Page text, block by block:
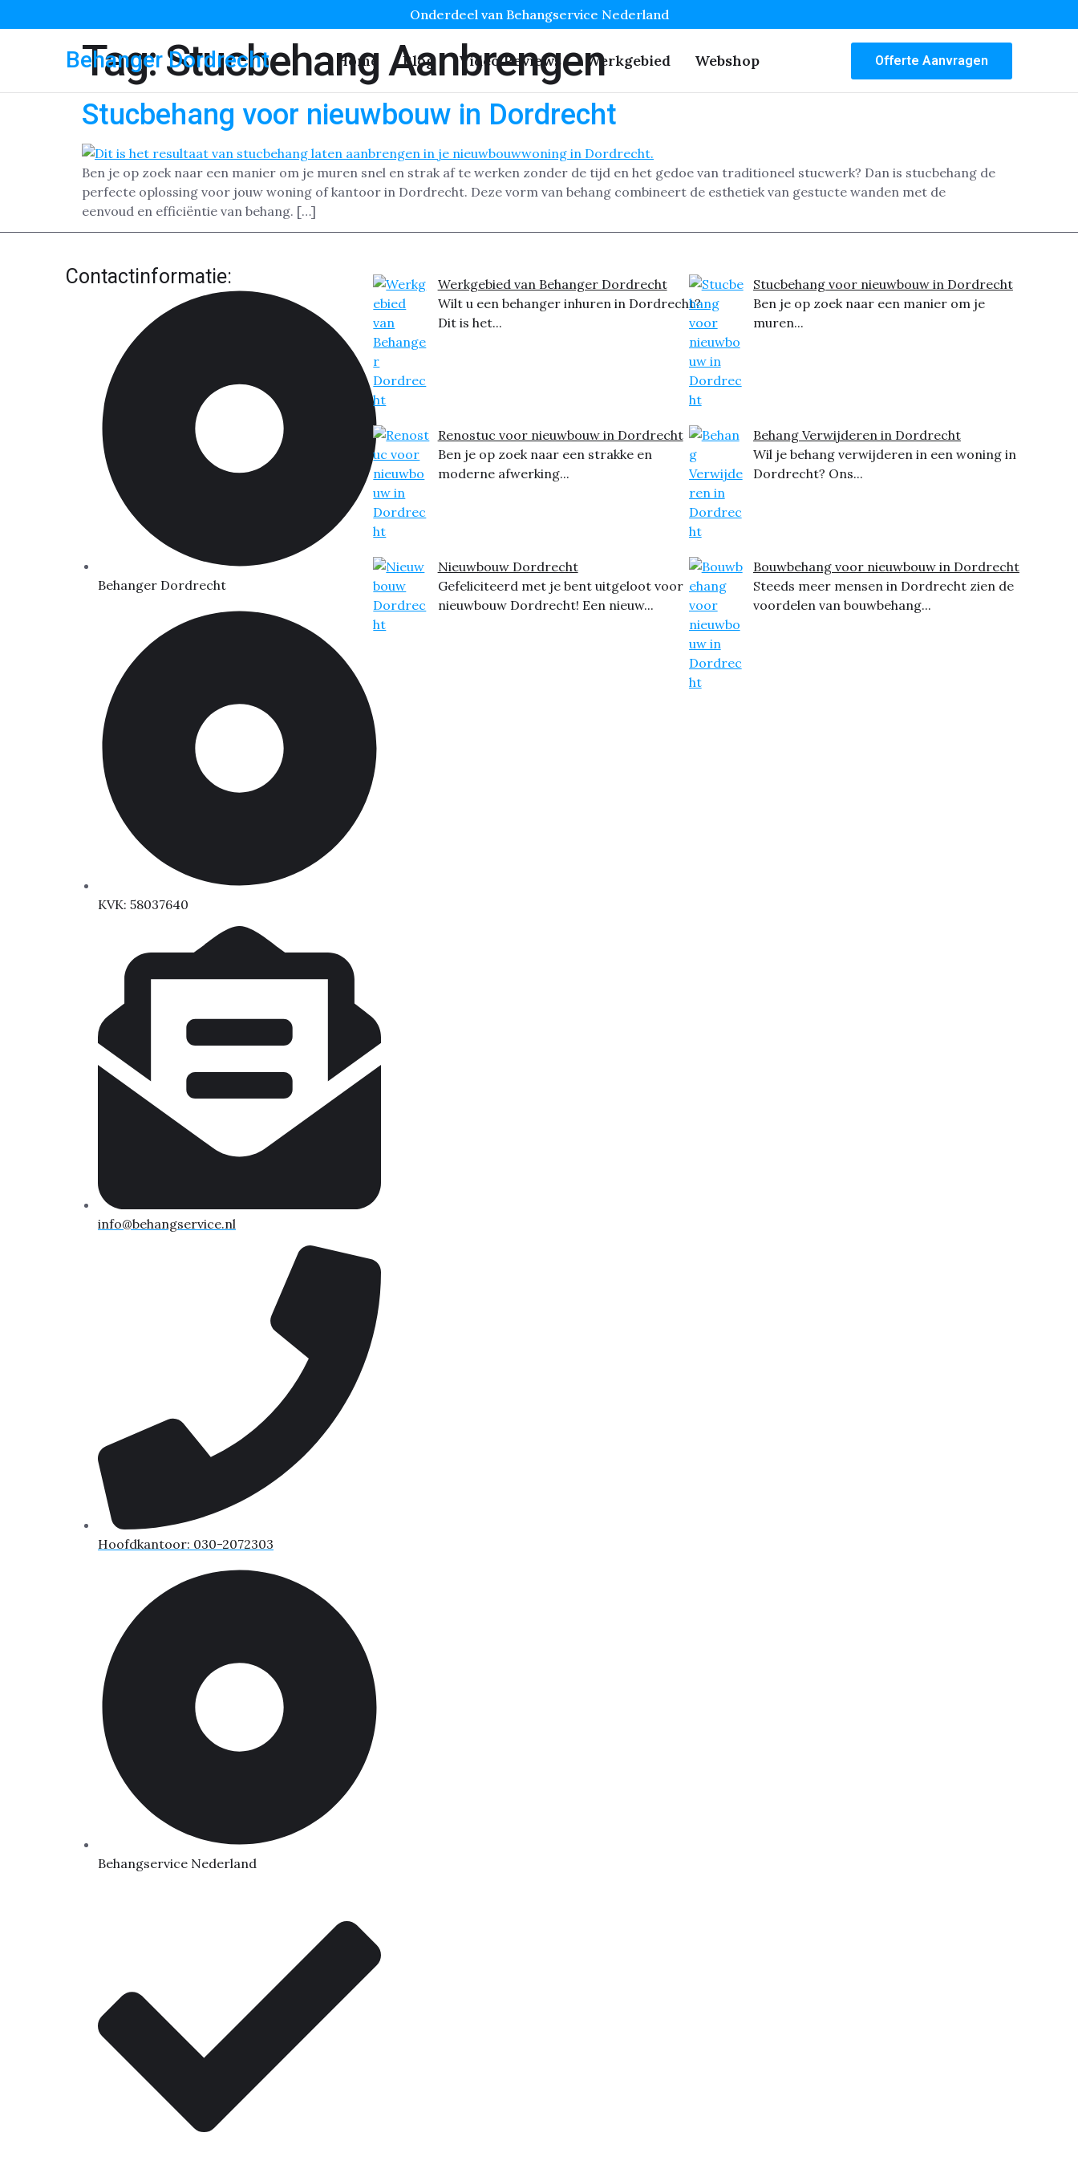
Onderdeel van Behangservice Nederland
Behanger Dordrecht Home Blog Video Reviews Werkgebied Webshop Offerte Aanvragen
Tag:Stucbehang Aanbrengen
Stucbehang voor nieuwbouw in Dordrecht
Ben je op zoek naar een manier om je muren snel en strak af te werken zonder de tijd en het gedoe van traditioneel stucwerk? Dan is stucbehang de
perfecte oplossing voor jouw woning of kantoor in Dordrecht. Deze vorm van behang combineert de esthetiek van gestucte wanden met de
eenvoud en efficiëntie van behang. […]
Contactinformatie:
Behanger Dordrecht
KVK: 58037640
info@behangservice.nl
Hoofdkantoor: 030-2072303
Behangservice Nederland
Werkgebied van Behanger Dordrecht
Wilt u een behanger inhuren in Dordrecht?
Dit is het...
Renostuc voor nieuwbouw in Dordrecht
Ben je op zoek naar een strakke en
moderne afwerking...
Nieuwbouw Dordrecht
Gefeliciteerd met je bent uitgeloot voor
nieuwbouw Dordrecht! Een nieuw...
Stucbehang voor nieuwbouw in Dordrecht
Ben je op zoek naar een manier om je
muren...
Behang Verwijderen in Dordrecht
Wil je behang verwijderen in een woning in
Dordrecht? Ons...
Bouwbehang voor nieuwbouw in Dordrecht
Steeds meer mensen in Dordrecht zien de
voordelen van bouwbehang...